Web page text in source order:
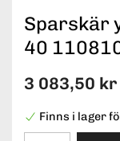
Sparskär
40
3 083,50 kr
Finns i lager